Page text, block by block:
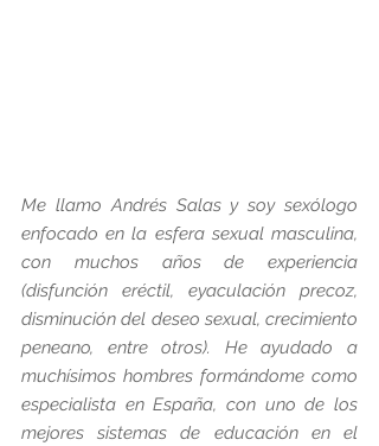
Me llamo Andrés Salas y soy sexólogo
enfocado en la esfera sexual masculina,
con muchos años de experiencia
(disfunción eréctil, eyaculación precoz,
disminución del deseo sexual, crecimiento
peneano, entre otros). He ayudado a
muchísimos hombres formándome como
especialista en España, con uno de los
mejores sistemas de educación en el